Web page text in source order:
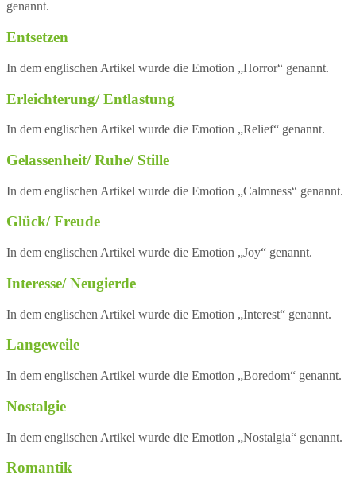
genannt.
Entsetzen
In dem englischen Artikel wurde die Emotion „Horror“ genannt.
Erleichterung/ Entlastung
In dem englischen Artikel wurde die Emotion „Relief“ genannt.
Gelassenheit/ Ruhe/ Stille
In dem englischen Artikel wurde die Emotion „Calmness“ genannt.
Glück/ Freude
In dem englischen Artikel wurde die Emotion „Joy“ genannt.
Interesse/ Neugierde
In dem englischen Artikel wurde die Emotion „Interest“ genannt.
Langeweile
In dem englischen Artikel wurde die Emotion „Boredom“ genannt.
Nostalgie
In dem englischen Artikel wurde die Emotion „Nostalgia“ genannt.
Romantik